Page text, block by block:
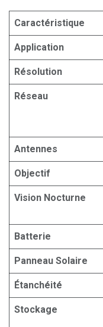
Caractéristique
Application
Résolution
Réseau
Antennes
Objectif
Vision Nocturne
Batterie
Panneau Solaire
Étanchéité
Stockage